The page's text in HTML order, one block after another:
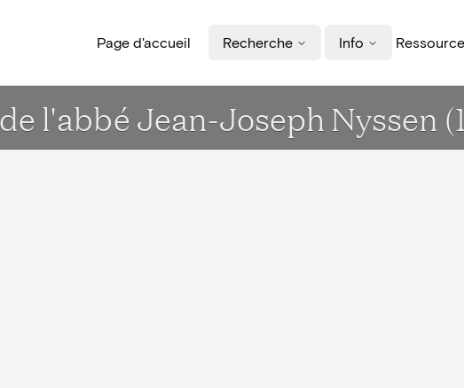
Page d'accueil Recherche Info
l'abbé Jean-Joseph Nyssen